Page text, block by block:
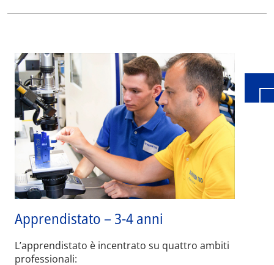
Apprendistato – 3-4 anni
L’apprendistato è incentrato su quattro ambiti
professionali: